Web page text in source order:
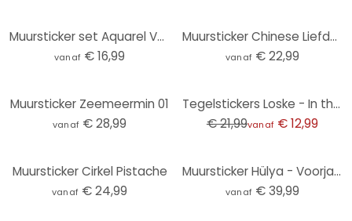
Muursticker set Aquarel Veren 02
vanaf € 16,99
Muursticker Chinese Liefde 2
vanaf € 22,99
Muursticker Zeemeermin 01
vanaf € 28,99
Tegelstickers Loske - In the Kitchen - set van 12
€ 21,99vanaf € 12,99
Muursticker Cirkel Pistache
vanaf € 24,99
Muursticker Hülya - Voorjaar
vanaf € 39,99